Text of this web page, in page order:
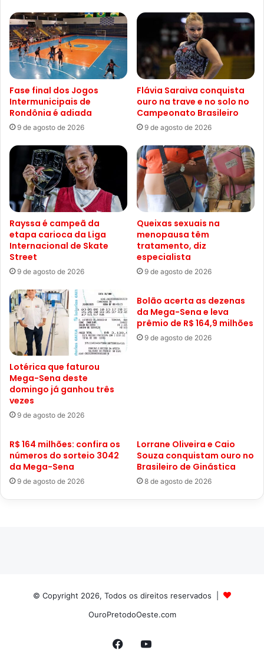
Fase final dos Jogos
Intermunicipais de
Rondônia é adiada
9 de agosto de 2026
Flávia Saraiva conquista
ouro na trave e no solo no
Campeonato Brasileiro
9 de agosto de 2026
Rayssa é campeã da
etapa carioca da Liga
Internacional de Skate
Street
9 de agosto de 2026
Queixas sexuais na
menopausa têm
tratamento, diz
especialista
9 de agosto de 2026
Lotérica que faturou
Mega-Sena deste
domingo já ganhou três
vezes
9 de agosto de 2026
Bolão acerta as dezenas
da Mega-Sena e leva
prêmio de R$ 164,9 milhões
9 de agosto de 2026
R$ 164 milhões: confira os
números do sorteio 3042
da Mega-Sena
9 de agosto de 2026
Lorrane Oliveira e Caio
Souza conquistam ouro no
Brasileiro de Ginástica
8 de agosto de 2026
© Copyright 2026, Todos os direitos reservados |
OuroPretodoOeste.com
FacebookYouTube